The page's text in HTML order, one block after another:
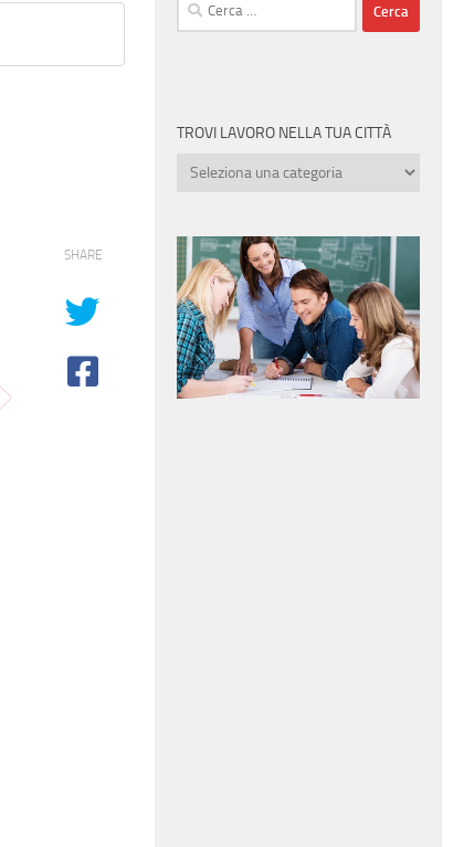
SHARE
per:
TROVI LAVORO NELLA TUA CITTÀ
Trovi
tua
città